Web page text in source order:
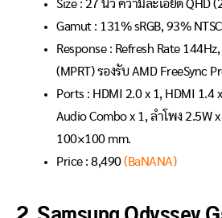
Size : 27 นิ้ว ความละเอียด QHD
Gamut : 131% sRGB, 93%
Response : Refresh Rate
(MPRT) รองรับ AMD FreeSync
Ports : HDMI 2.0 x 1, HDMI 1.4
Audio Combo x 1, ลำโพง 2.5W
100×100 mm.
Price : 8,490(BaNANA)